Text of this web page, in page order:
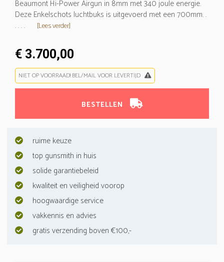
Beaumont Hi-Power Airgun in 8mm met 340 joule energie.
Deze Enkelschots luchtbuks is uitgevoerd met een 700mm. .
. . . .
[Lees verder]
€ 3.700,00
NIET OP VOORRAAD! BEL/MAIL VOOR LEVERTIJD
BESTELLEN
ruime keuze
top gunsmith in huis
solide garantiebeleid
kwaliteit en veiligheid voorop
hoogwaardige service
vakkennis en advies
gratis verzending boven €100,-